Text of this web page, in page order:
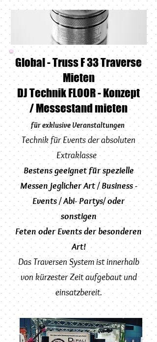
Global - Truss F 33 Traverse
Mieten
DJ Technik FLOOR - Konzept
/ Messestand mieten
für exklusive Veranstaltungen
Technik für Events der absoluten
Extraklasse
Bestens geeignet für spezielle
Messen jeglicher Art / Business -
Events / Abi- Partys/ oder
sonstigen
Feten oder Events der besonderen
Art!
Das Traversen System ist innerhalb
von kürzester Zeit aufgebaut und
einsatzbereit.